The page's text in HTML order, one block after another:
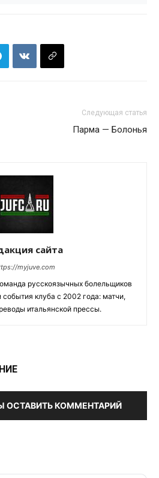
Следующая статья
Парма — Болонья
сайта
myjuve.com
русскоязычных болельщиков
клуба с 2002 года: матчи,
итальянской прессы.
ОСТАВИТЬ КОММЕНТАРИЙ